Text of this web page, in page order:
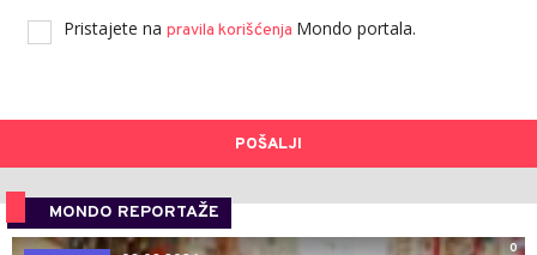
Pristajete na pravila korišćenja Mondo portala.
POŠALJI
MONDO REPORTAŽE
0